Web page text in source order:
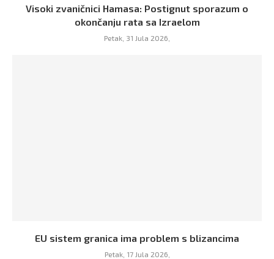
Visoki zvaničnici Hamasa: Postignut sporazum o
okončanju rata sa Izraelom
Petak, 31 Jula 2026,
EU sistem granica ima problem s blizancima
Petak, 17 Jula 2026,